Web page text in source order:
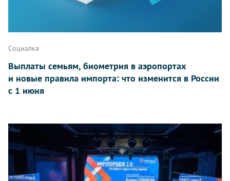
Социалка
Выплаты семьям, биометрия в аэропортах
и новые правила импорта: что изменится в России
с 1 июня